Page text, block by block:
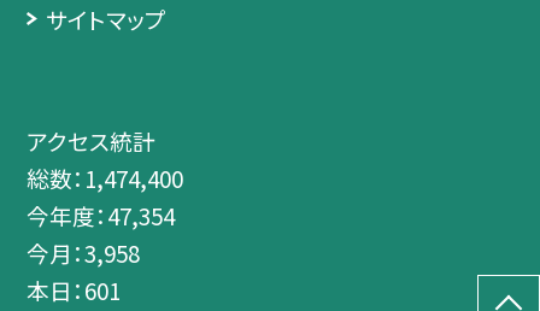
サイトマップ
アクセス統計
総数： 1,474,400
今年度：47,354
今月：3,958
本日：601